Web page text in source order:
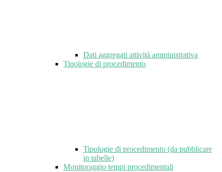
Dati aggregati attività amministrativa
Tipologie di procedimento
Tipologie di procedimento (da pubblicare
in tabelle)
Monitoraggio tempi procedimentali